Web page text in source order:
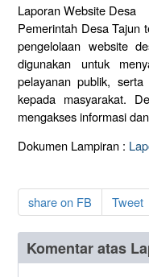
Laporan Website Desa
Pemerintah Desa Tajun
pengelolaan website
digunakan untuk
pelayanan publik,
kepada masyarakat.
mengakses informasi
Dokumen Lampiran :
share on FB Tweet
Komentar atas